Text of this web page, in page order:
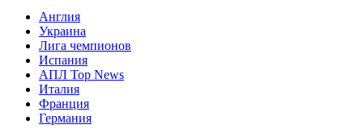
Англия
Украина
Лига чемпионов
Испания
АПЛ Top News
Италия
Франция
Германия